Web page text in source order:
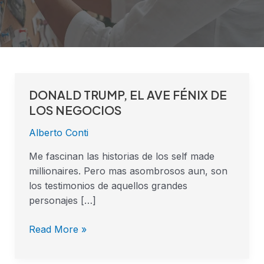
DONALD TRUMP, EL AVE FÉNIX DE
LOS NEGOCIOS
Alberto Conti
Me fascinan las historias de los self made
millionaires. Pero mas asombrosos aun, son
los testimonios de aquellos grandes
personajes […]
DONALD
TRUMP,
AVE
FÉNIX
DE
LOS
NEGOCIOS
Read More »